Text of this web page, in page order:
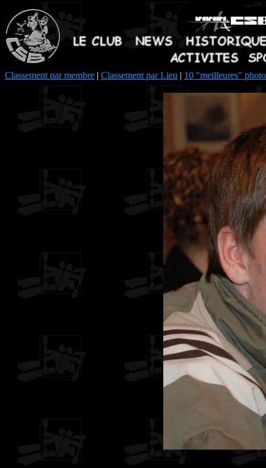
Classement par membre | Classement par Lieu | 10 "meilleures"